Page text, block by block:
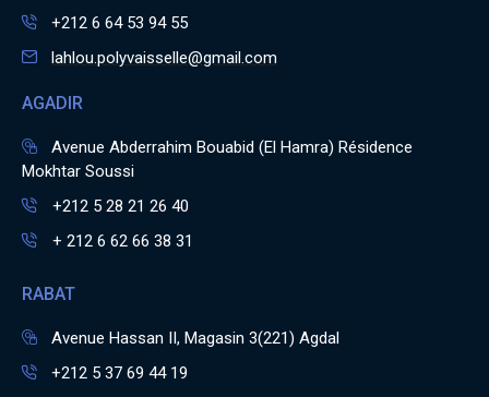
+212 6 64 53 94 55
lahlou.polyvaisselle@gmail.com
AGADIR
Avenue Abderrahim Bouabid (El Hamra) Résidence
Mokhtar Soussi
+212 5 28 21 26 40
+ 212 6 62 66 38 31
RABAT
Avenue Hassan II, Magasin 3(221) Agdal
+212 5 37 69 44 19